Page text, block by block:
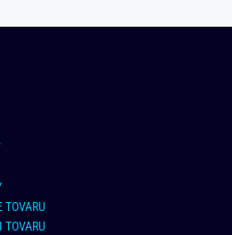
TOVARU
TOVARU